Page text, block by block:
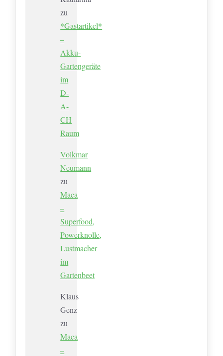
zu
*Gastartikel*
–
Akku-
Gartengeräte
im
D-
A-
CH
Raum
Volkmar
Neumann
zu
Maca
–
Superfood,
Powerknolle,
Lustmacher
im
Gartenbeet
Klaus
Genz
zu
Maca
–